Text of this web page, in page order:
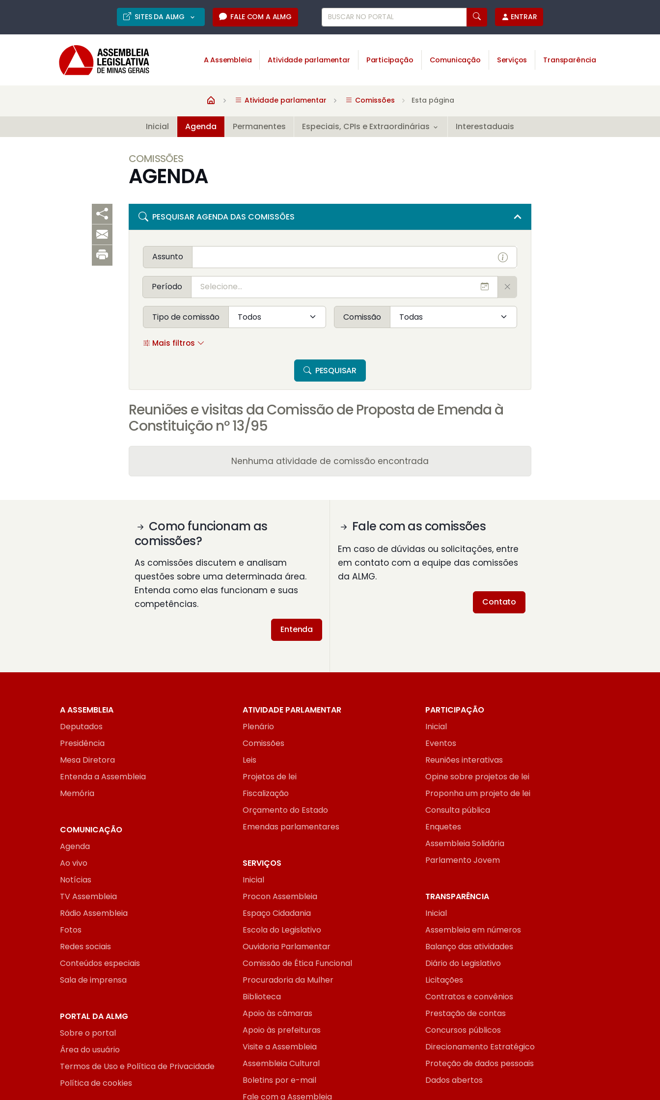
SITES DA ALMG FALE COM A ALMG ENTRAR
A Assembleia Atividade parlamentar Participação Comunicação Serviços Transparência
Atividade parlamentar Comissões Esta página
Inicial Agenda Permanentes Especiais, CPIs e Extraordinárias Interestaduais
COMISSÕES
AGENDA
PESQUISAR AGENDA DAS COMISSÕES
Assunto
Período
Tipo de comissão Comissão
Mais filtros
PESQUISAR
Reuniões e visitas da Comissão de Proposta de Emenda à
Constituição nº 13/95
Nenhuma atividade de comissão encontrada
Como funcionam as
comissões?
As comissões discutem e analisam
questões sobre uma determinada área.
Entenda como elas funcionam e suas
competências.
Entenda
Fale com as comissões
Em caso de dúvidas ou solicitações, entre
em contato com a equipe das comissões
da ALMG.
Contato
A ASSEMBLEIA
Deputados
Presidência
Mesa Diretora
Entenda a Assembleia
Memória
ATIVIDADE PARLAMENTAR
Plenário
Comissões
Leis
Projetos de lei
Fiscalização
Orçamento do Estado
Emendas parlamentares
PARTICIPAÇÃO
Inicial
Eventos
Reuniões interativas
Opine sobre projetos de lei
Proponha um projeto de lei
Consulta pública
Enquetes
Assembleia Solidária
Parlamento Jovem
COMUNICAÇÃO
Agenda
Ao vivo
Notícias
TV Assembleia
Rádio Assembleia
Fotos
Redes sociais
Conteúdos especiais
Sala de imprensa
SERVIÇOS
Inicial
Procon Assembleia
Espaço Cidadania
Escola do Legislativo
Ouvidoria Parlamentar
Comissão de Ética Funcional
Procuradoria da Mulher
Biblioteca
Apoio às câmaras
Apoio às prefeituras
Visite a Assembleia
Assembleia Cultural
Boletins por e-mail
Fale com a Assembleia
TRANSPARÊNCIA
Inicial
Assembleia em números
Balanço das atividades
Diário do Legislativo
Licitações
Contratos e convênios
Prestação de contas
Concursos públicos
Direcionamento Estratégico
Proteção de dados pessoais
Dados abertos
PORTAL DA ALMG
Sobre o portal
Área do usuário
Termos de Uso e Política de Privacidade
Política de cookies